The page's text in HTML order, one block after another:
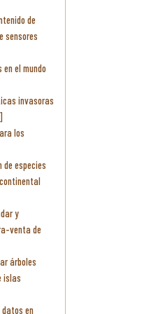
de
sensores
el mundo
invasoras
los
de especies
y
venta de
árboles
islas
en